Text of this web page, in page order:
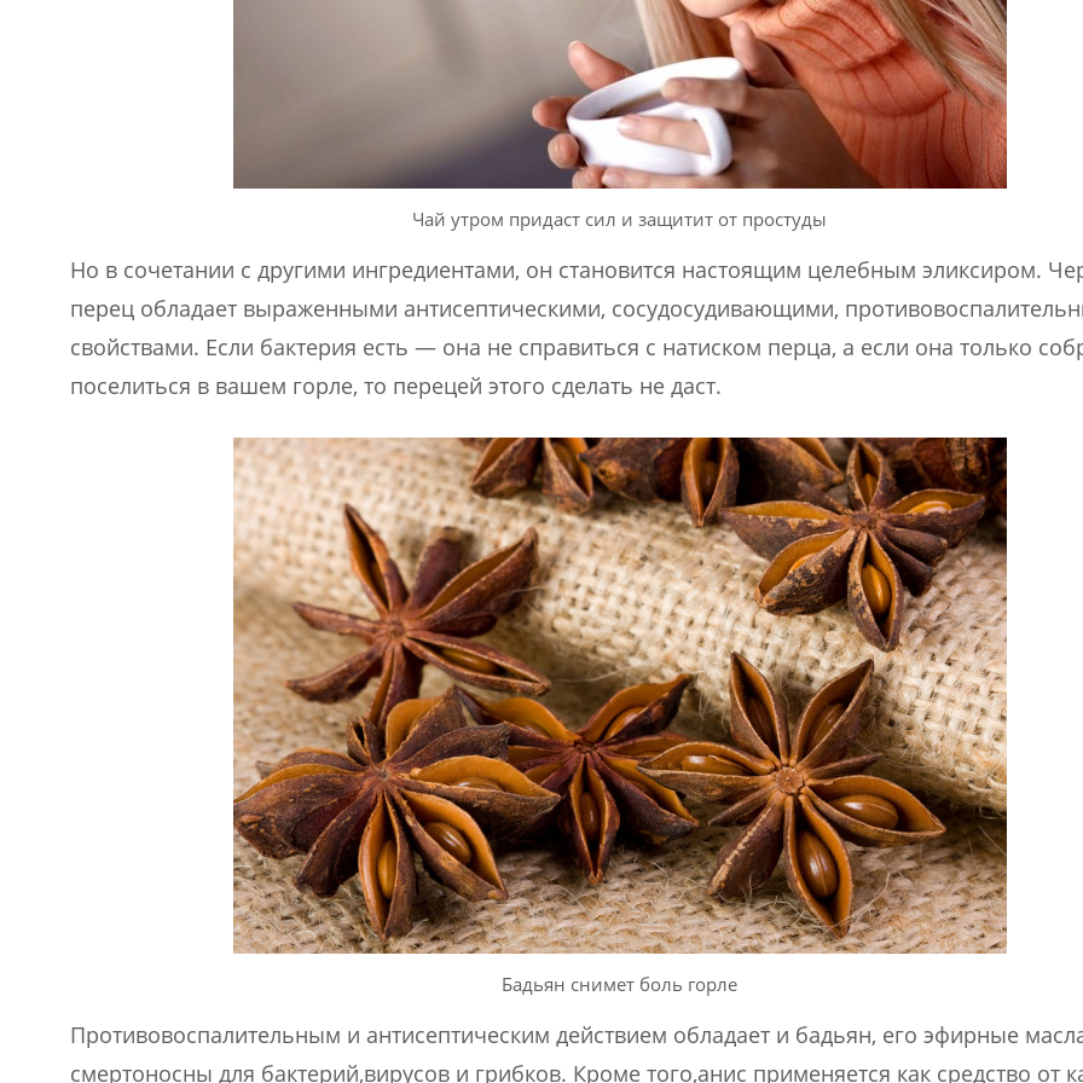
Чай утром придаст сил и защитит от простуды
Но в сочетании с другими ингредиентами, он становится настоящим целебным эликсиром.
перец обладает выраженными антисептическими, сосудосудивающими,
свойствами. Если бактерия есть — она не справиться с натиском перца, а если она только
поселиться в вашем горле, то перецей этого сделать не даст.
Бадьян снимет боль горле
Противовоспалительным и антисептическим действием обладает и бадьян, его эфирные
смертоносны для бактерий,вирусов и грибков. Кроме того,анис применяется как средство от